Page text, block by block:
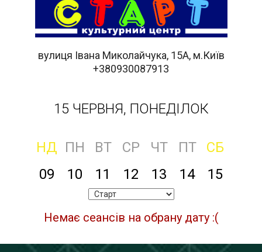
вулиця Івана Миколайчука, 15А, м.Київ
+380930087913
15 ЧЕРВНЯ, ПОНЕДІЛОК
НД ПН ВТ СР ЧТ ПТ
СБ
09
10 11 12 13 14 15
Немає сеансів на обрану дату :(